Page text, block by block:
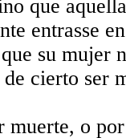
que
entrasse en
su mujer
de cierto ser
o